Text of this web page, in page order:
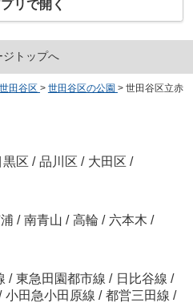
リで開く
ジトップへ
世田谷区 > 世田谷区の公園 > 世田谷区立赤
黒区 / 品川区 / 大田区 /
/ 南青山 / 高輪 / 六本木 /
/ 東急田園都市線 / 日比谷線 /
小田急小田原線 / 都営三田線 /